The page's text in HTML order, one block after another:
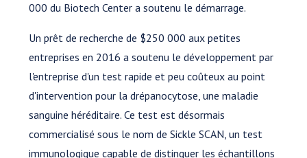
000 du Biotech Center a soutenu le démarrage.
Un prêt de recherche de $250 000 aux petites
entreprises en 2016 a soutenu le développement par
l'entreprise d'un test rapide et peu coûteux au point
d'intervention pour la drépanocytose, une maladie
sanguine héréditaire. Ce test est désormais
commercialisé sous le nom de Sickle SCAN, un test
immunologique capable de distinguer les échantillons